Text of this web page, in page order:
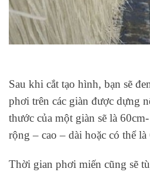
Sau khi cắt tạo hình, bạn sẽ
phơi trên các giàn được dựng
thước của một giàn sẽ là
rộng – cao – dài hoặc có thể
Thời gian phơi miến cũng sẽ